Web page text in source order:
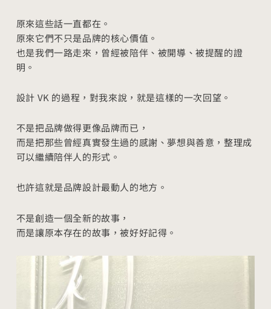
原來這些話一直都在。
原來它們不只是品牌的核心價值。
也是我們一路走來，曾經被陪伴、被開導、被提醒的證
明。
設計 VK 的過程，對我來說，就是這樣的一次回望。
不是把品牌做得更像品牌而已，
而是把那些曾經真實發生過的感謝、夢想與善意，整理成
可以繼續陪伴人的形式。
也許這就是品牌設計最動人的地方。
不是創造一個全新的故事，
而是讓原本存在的故事，被好好記得。